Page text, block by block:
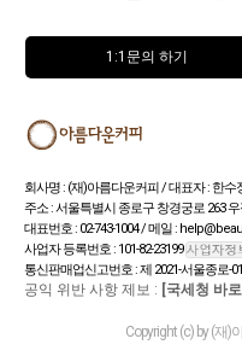
1:1문의 하기
회사명 : (재)아름다운커피 / 대표자 : 한
주소 : 서울특별시 종로구 창경궁로 263
대표번호 : 02-743-1004 / 메일 :
사업자 등록번호 : 101-82-23199
통신판매업신고번호 : 제 2021-서울종로-
공익 위반 사항 제보 : [국세청 바
Copyright (c) by (재)